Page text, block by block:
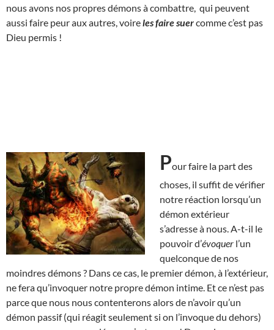
nous avons nos propres démons à combattre, qui peuvent
aussi faire peur aux autres, voireles faire suercomme c’est pas
Dieu permis !
Pour faire la part des
choses, il suffit de vérifier
notre réaction lorsqu’un
démon extérieur
s’adresse à nous. A-t-il le
pouvoir d’évoquer l’un
quelconque de nos
moindres démons ? Dans ce cas, le premier démon, à l’extérieur,
ne fera qu’invoquer notre propre démon intime. Et ce n’est pas
parce que nous nous contenterons alors de n’avoir qu’un
démon passif (qui réagit seulement si on l’invoque du dehors)